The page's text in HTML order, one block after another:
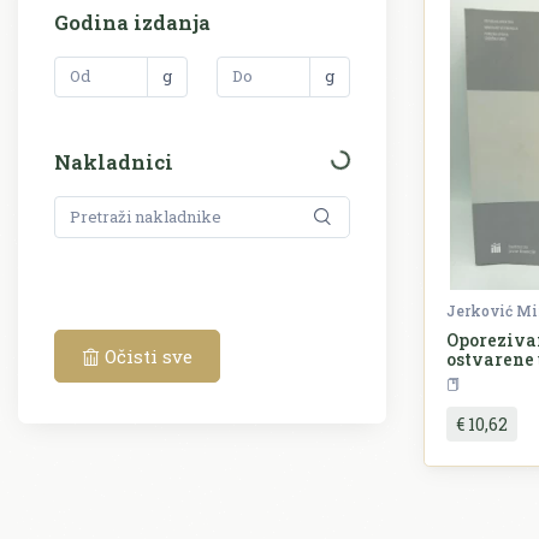
Godina izdanja
g g
Nakladnici
Očisti sve
Jerković
sukladno
€ 10,62